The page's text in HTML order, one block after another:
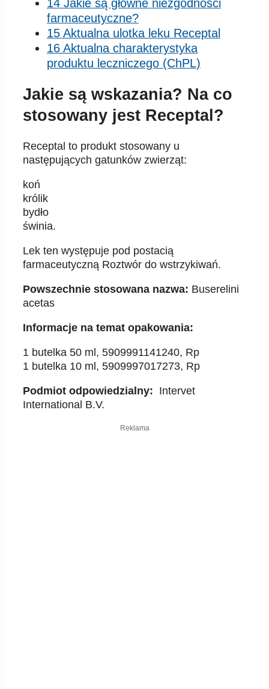
14 Jakie są główne niezgodności
farmaceutyczne?
15 Aktualna ulotka leku Receptal
16 Aktualna charakterystyka
produktu leczniczego (ChPL)
Jakie są wskazania? Na co
stosowany jest Receptal?
Receptal to produkt stosowany u
następujących gatunków zwierząt:
koń
królik
bydło
świnia.
Lek ten występuje pod postacią
farmaceutyczną Roztwór do wstrzykiwań.
Powszechnie stosowana nazwa: Buserelini
acetas
Informacje na temat opakowania:
1 butelka 50 ml, 5909991141240, Rp
1 butelka 10 ml, 5909997017273, Rp
Podmiot odpowiedzialny: Intervet
International B.V.
Reklama